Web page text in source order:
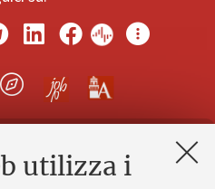
utilizza i
e PEC